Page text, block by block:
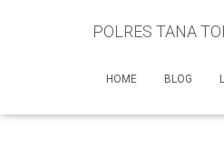
POLRES TANA
HOME BLOG